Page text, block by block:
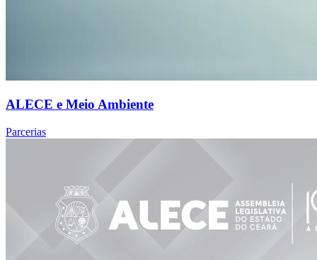
ALECE e Meio Ambiente
Parcerias